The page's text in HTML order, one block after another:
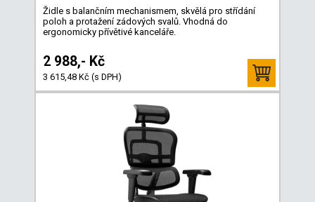
Židle s balančním mechanismem, skvělá pro střídání
poloh a protažení zádových svalů. Vhodná do
ergonomicky přívětivé kanceláře.
2 988,- Kč
3 615,48 Kč (s DPH)